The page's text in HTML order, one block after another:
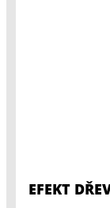
EFEKT